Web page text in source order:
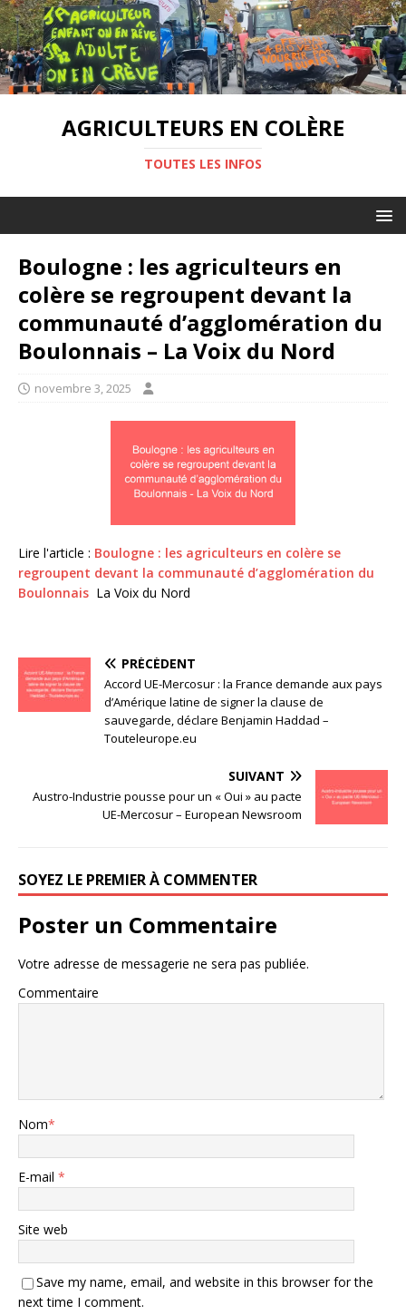
AGRICULTEURS EN COLÈRE
TOUTES LES INFOS
Boulogne : les agriculteurs en
colère se regroupent devant la
communauté d’agglomération du
Boulonnais – La Voix du Nord
novembre 3, 2025
Lire l'article : Boulogne : les agriculteurs en colère se
regroupent devant la communauté d’agglomération du
Boulonnais La Voix du Nord
PRÉCÉDENT
Accord UE-Mercosur : la France demande aux pays
d’Amérique latine de signer la clause de
sauvegarde, déclare Benjamin Haddad –
Touteleurope.eu
SUIVANT
Austro-Industrie pousse pour un « Oui » au pacte
UE-Mercosur – European Newsroom
SOYEZ LE PREMIER À COMMENTER
Poster un Commentaire
Votre adresse de messagerie ne sera pas publiée.
Commentaire
Nom*
E-mail *
Site web
Save my name, email, and website in this browser for the
next time I comment.